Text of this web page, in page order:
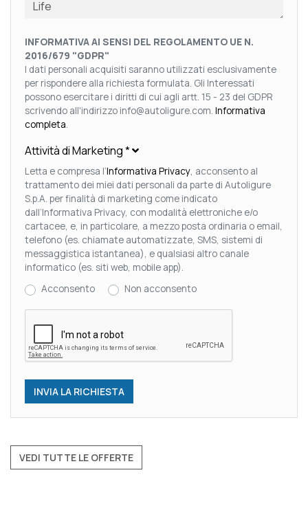
INFORMATIVA AI SENSI DEL REGOLAMENTO UE N.
2016/679 "GDPR"
I dati personali acquisiti saranno utilizzati esclusivamente
per rispondere alla richiesta formulata. Gli Interessati
possono esercitare i diritti di cui agli artt. 15 - 23 del GDPR
scrivendo all'indirizzo info@autoligure.com. Informativa
completa.
Attività di Marketing*
Letta e compresa l’Informativa Privacy, acconsento al
trattamento dei miei dati personali da parte di Autoligure
S.p.A. per finalità di marketing come indicato
dall’Informativa Privacy, con modalità elettroniche e/o
cartacee, e, in particolare, a mezzo posta ordinaria o email,
telefono (es. chiamate automatizzate, SMS, sistemi di
messaggistica istantanea), e qualsiasi altro canale
informatico (es. siti web, mobile app).
Acconsento
Non acconsento
VEDI TUTTE LE OFFERTE